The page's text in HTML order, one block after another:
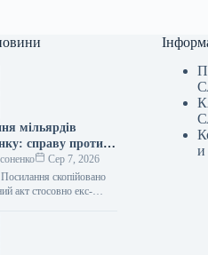
мільярдів
справу проти
передано до
Сер 7, 2026
скопійовано
акт стосовно екс-
Коломойського та
банку, яких
и